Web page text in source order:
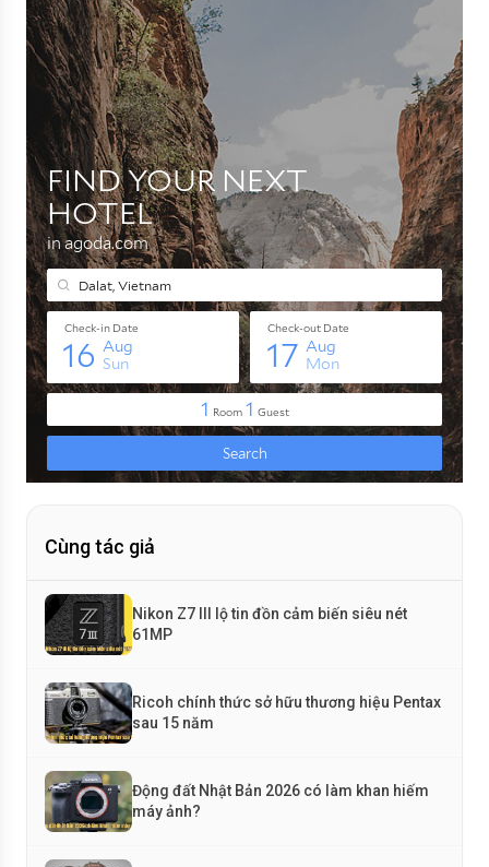
Cùng tác giả
Nikon Z7 III lộ tin đồn cảm biến siêu nét
61MP
Ricoh chính thức sở hữu thương hiệu Pentax
sau 15 năm
Động đất Nhật Bản 2026 có làm khan hiếm
máy ảnh?